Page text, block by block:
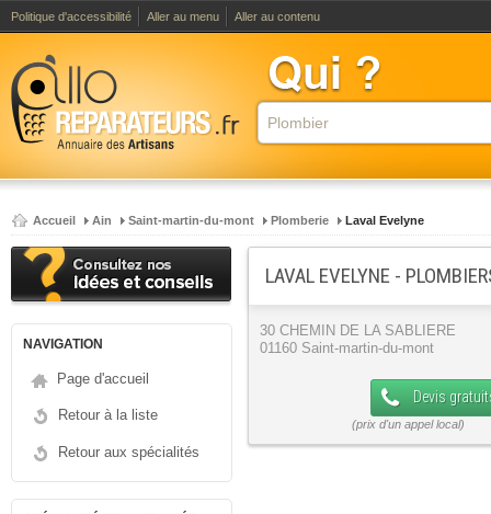
Politique d'accessibilité Aller au menu Aller au contenu
Accueil Ain Saint-martin-du-mont Plomberie Laval Evelyne
NAVIGATION
Page d'accueil
Retour à la liste
Retour aux spécialités
LAVAL EVELYNE -
30 CHEMIN DE LA SABLIERE
01160 Saint-martin-du-mont
Devis